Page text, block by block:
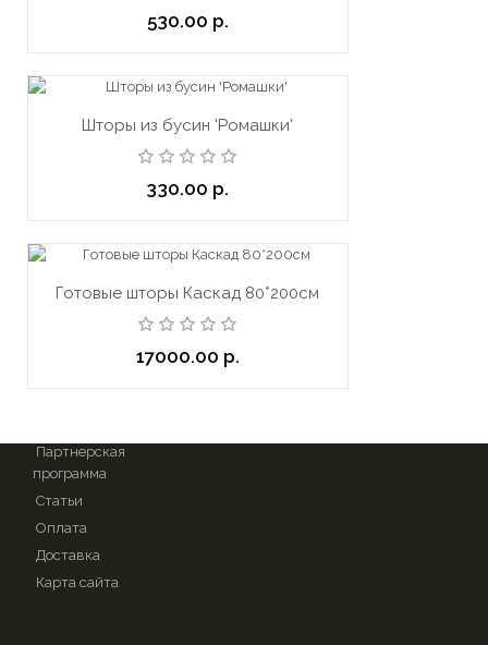
530.00 р.
Шторы из бусин 'Ромашки'
330.00 р.
Готовые шторы Каскад 80*200см
17000.00 р.
Фото
Отзывы
ИНФОРМАЦИЯ
Партнерская
программа
Статьи
Оплата
Доставка
Карта сайта